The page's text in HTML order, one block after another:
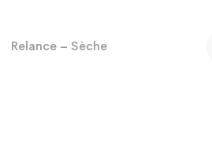
Relance – Sèche